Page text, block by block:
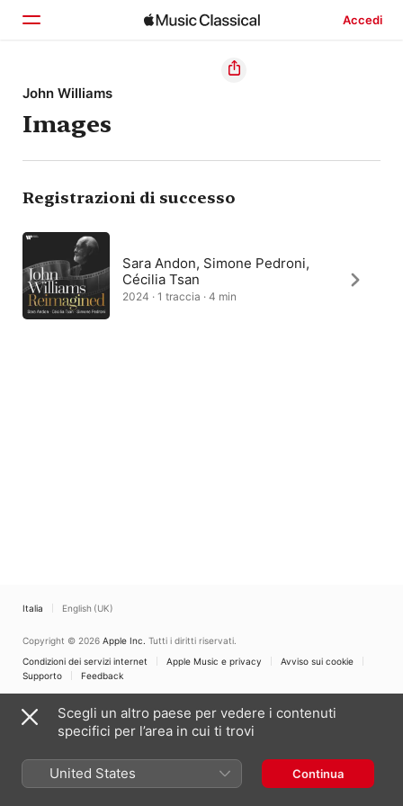
Accedi
Home
Scopri
Cerca
John Williams
Images
Registrazioni di successo
Sara Andon, Simone Pedroni,
Cécilia Tsan
2024 · 1 traccia · 4 min
Italia English (UK)
Copyright © 2026 Apple Inc. Tutti i diritti riservati.
Condizioni dei servizi internet
Apple Music e privacy
Avviso sui cookie
Supporto
Feedback
Scegli un altro paese per vedere i contenuti
specifici per l’area in cui ti trovi
United States Continua